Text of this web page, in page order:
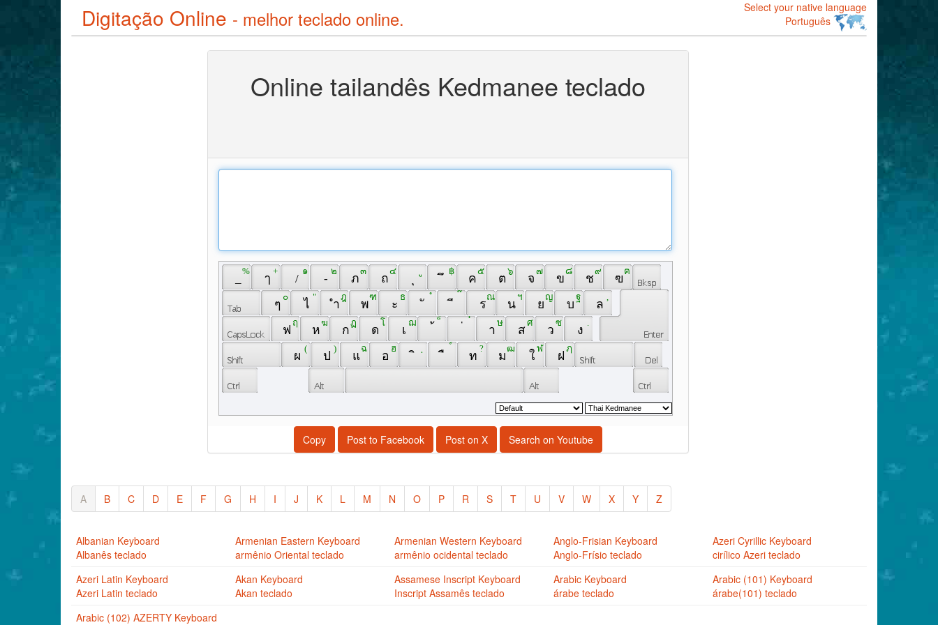
Digitação Online - melhor teclado online.
Select your native language
Português
Online tailandês Kedmanee teclado
_
%
ๅ
+
/
๑
-
๒
ภ
๓
ถ
๔
ึ
฿
ค
๕
ต
๖
จ
๗
ข
๘
ช
๙
ฃ
ฅ
ๆ
๐
ไ
"
ำ
ฎ
พ
ฑ
ะ
ธ
ั
ํ
ี ร
ณ
น
ฯ
ย
ญ
บ
ฐ
ล
,
ฟ
ฤ
ห
ฆ
ก
ฏ
ด
โ
เ
ฌ ็
า
ษ
ส
ศ
ว
ซ
ง
.
ผ
(
ป
)
แ
ฉ
อ
ฮ
ิ ื ท
?
ม
ฒ
ใ
ฬ
ฝ
ฦ
Copy Post to Facebook Post on X Search on Youtube
A B C D E F G H I J K L M N O P R S T U V W X Y Z
Albanian Keyboard
Albanês teclado
Armenian Eastern Keyboard
armênio Oriental teclado
Armenian Western Keyboard
armênio ocidental teclado
Anglo-Frisian Keyboard
Anglo-Frísio teclado
Azeri Cyrillic Keyboard
cirílico Azeri teclado
Azeri Latin Keyboard
Azeri Latin teclado
Akan Keyboard
Akan teclado
Assamese Inscript Keyboard
Inscript Assamês teclado
Arabic Keyboard
árabe teclado
Arabic (101) Keyboard
árabe(101) teclado
Arabic (102) AZERTY Keyboard